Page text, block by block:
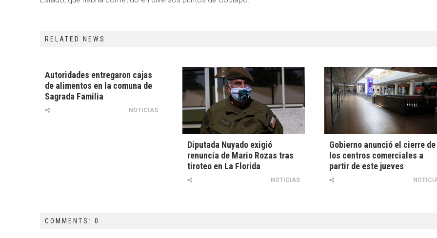
RELATED NEWS
Autoridades entregaron cajas
de alimentos en la comuna de
Sagrada Familia
NOTICIAS
Diputada Nuyado exigió
renuncia de Mario Rozas tras
tiroteo en La Florida
NOTICIAS
Gobierno anunció el cierre de
los centros comerciales a
partir de este jueves
COMMENTS: 0